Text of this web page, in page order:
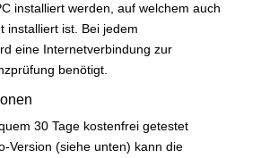
installiert werden, auf welchem auch
installiert ist. Bei jedem
eine Internetverbindung zur
benötigt.
30 Tage kostenfrei getestet
Version (siehe unten) kann die